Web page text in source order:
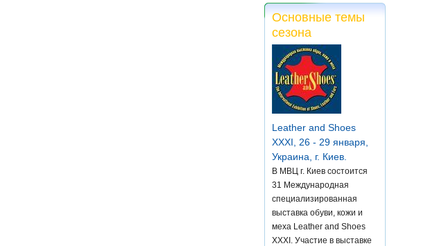
Основные темы
сезона
Leather and Shoes
XXXI, 26 - 29 января,
Украина, г. Киев.
В МВЦ г. Киев состоится
31 Международная
специализированная
выставка обуви, кожи и
меха Leather and Shoes
XXXI. Участие в выставке